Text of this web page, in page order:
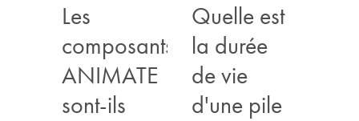
Les
composants
ANIMATE
sont-ils
Quelle est
la durée
de vie
d'une pile